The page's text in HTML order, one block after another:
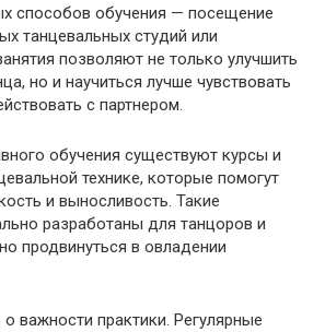
способов обучения — посещение
танцевальных студий или
позволяют не только улучшить
но и научиться лучше чувствовать
с партнером.
обучения существуют курсы и
технике, которые помогут
и выносливость. Такие
разработаны для танцоров и
продвинуться в овладении
важности практики. Регулярные